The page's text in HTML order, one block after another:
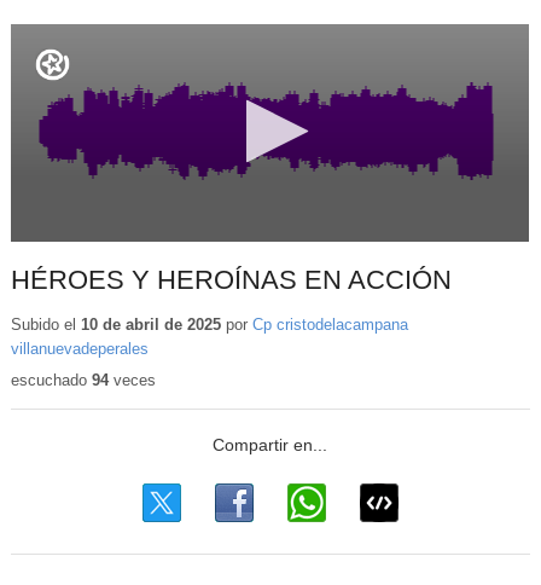
HÉROES Y HEROÍNAS EN ACCIÓN
Subido el 10 de abril de 2025por Cp cristodelacampana
villanuevadeperales
escuchado 94veces